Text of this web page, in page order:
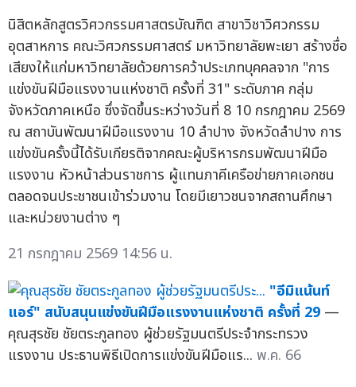
นิสิตหลักสูตรวิศวกรรมศาสตรบัณฑิต สาขาวิชาวิศวกรรม
อุตสาหการ คณะวิศวกรรมศาสตร์ มหาวิทยาลัยพะเยา สร้างชื่อ
เสียงให้แก่มหาวิทยาลัยด้วยการคว้าประเภทบุคคลจาก "การ
แข่งขันฝีมือแรงงานแห่งชาติ ครั้งที่ 31" ระดับภาค กลุ่ม
จังหวัดภาคเหนือ ซึ่งจัดขึ้นระหว่างวันที่ 8 10 กรกฎาคม 2569
ณ สถาบันพัฒนาฝีมือแรงงาน 10 ลำปาง จังหวัดลำปาง การ
แข่งขันครั้งนี้ได้รับเกียรติจากคณะผู้บริหารกรมพัฒนาฝีมือ
แรงงาน หัวหน้าส่วนราชการ ผู้แทนภาคีเครือข่ายภาคเอกชน
ตลอดจนประชาชนเข้าร่วมงาน โดยมีเยาวชนจากสถานศึกษา
และหน่วยงานต่าง ๆ
21 กรกฎาคม 2569 14:56 น.
"อีมิแน้นท์
แอร์" สนับสนุนแข่งขันฝีมือแรงงานแห่งชาติ ครั้งที่ 29 —
คุณสุรชัย ชัยตระกูลทอง ผู้ช่วยรัฐมนตรีประจำกระทรวง
แรงงาน ประธานพิธีเปิดการแข่งขันฝีมือแร... พ.ค. 66